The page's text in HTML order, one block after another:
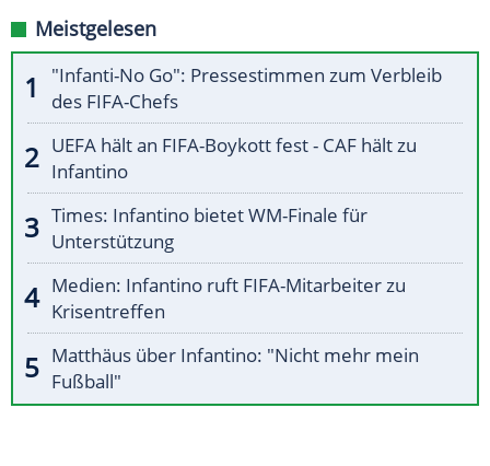
Meistgelesen
"Infanti-No Go": Pressestimmen zum Verbleib
des FIFA-Chefs
UEFA hält an FIFA-Boykott fest - CAF hält zu
Infantino
Times: Infantino bietet WM-Finale für
Unterstützung
Medien: Infantino ruft FIFA-Mitarbeiter zu
Krisentreffen
Matthäus über Infantino: "Nicht mehr mein
Fußball"